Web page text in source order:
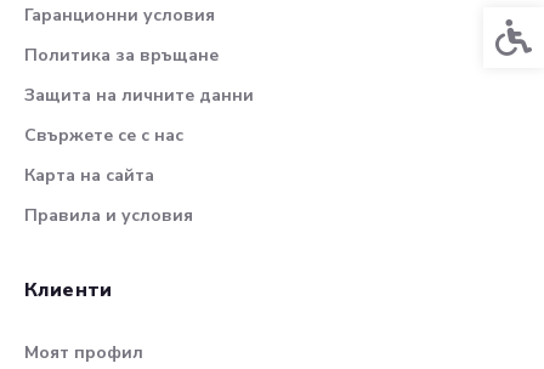
Гаранционни условия
Политика за връщане
Защита на личните данни
Свържете се с нас
Карта на сайта
Правила и условия
Клиенти
Моят профил